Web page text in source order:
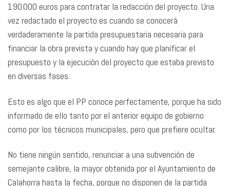
190.000 euros para contratar la redacción del proyecto. Una
vez redactado el proyecto es cuando se conocerá
verdaderamente la partida presupuestaria necesaria para
financiar la obra prevista y cuando hay que planificar el
presupuesto y la ejecución del proyecto que estaba previsto
en diversas fases.
Esto es algo que el PP conoce perfectamente, porque ha sido
informado de ello tanto por el anterior equipo de gobierno
como por los técnicos municipales, pero que prefiere ocultar.
No tiene ningún sentido, renunciar a una subvención de
semejante calibre, la mayor obtenida por el Ayuntamiento de
Calahorra hasta la fecha, porque no disponen de la partida